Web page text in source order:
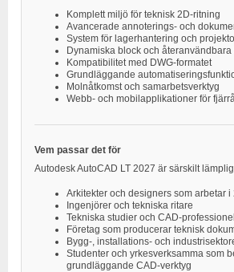
Komplett miljö för teknisk 2D-ritning
Avancerade annoterings- och
System för lagerhantering och
Dynamiska block och
Kompatibilitet med DWG-formatet
Grundläggande
Molnåtkomst och samarbetsverktyg
Webb- och mobilapplikationer för
Vem passar det för
Autodesk AutoCAD LT 2027 är särskilt
Arkitekter och designers som arbetar i
Ingenjörer och tekniska ritare
Tekniska studier och CAD-
Företag som producerar teknisk
Bygg-, installations- och
Studenter och yrkesverksamma som
grundläggande CAD-verktyg